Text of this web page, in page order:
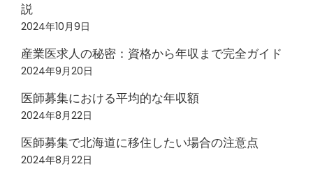
説
2024年10月9日
産業医求人の秘密：資格から年収まで完全ガイド
2024年9月20日
医師募集における平均的な年収額
2024年8月22日
医師募集で北海道に移住したい場合の注意点
2024年8月22日